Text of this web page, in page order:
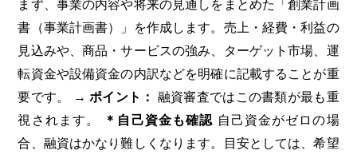
まず、事業の内容や将来の見通しをまとめた「創業計画
書（事業計画書）」を作成します。売上・経費・利益の
見込みや、商品・サービスの強み、ターゲット市場、運
転資金や設備資金の内訳などを明確に記載することが重
要です。
→ポイント：
融資審査ではこの書類が最も重
視されます。
＊自己資金も確認 自己資金がゼロの場
合、融資はかなり難しくなります。目安としては、希望